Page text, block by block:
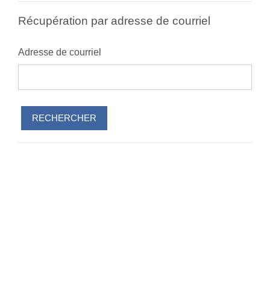
Récupération par adresse de courriel
Adresse de courriel